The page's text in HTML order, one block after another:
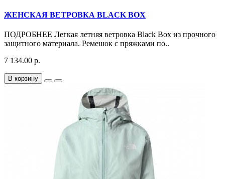
ЖЕНСКАЯ ВЕТРОВКА BLACK BOX
ПОДРОБНЕЕ Легкая летняя ветровка Black Box из прочного
защитного материала. Ремешок с пряжками по..
7 134.00 р.
В корзину